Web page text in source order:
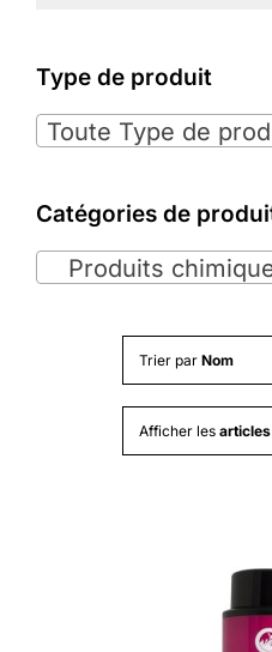
Trier par Nom
Afficher les articles
Type de produit
Toute Type de
Catégories de
Produits